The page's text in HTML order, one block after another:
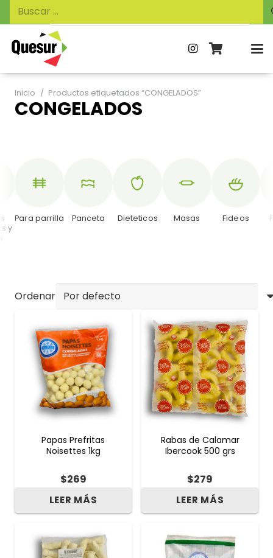
de
productos
Buscar:
Inicio / Productos etiquetados “CONGELADOS”
CONGELADOS
y
Para parrilla Panceta Dieteticos Masas Fideos
Ordenar
Papas Prefritas
Noisettes 1kg
$269
LEER MÁS
Rabas de Calamar
Ibercook 500 grs
$279
LEER MÁS